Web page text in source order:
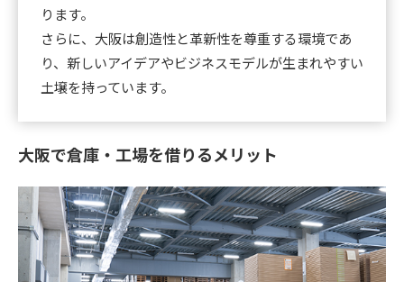
ります。
さらに、大阪は創造性と革新性を尊重する環境であ
り、新しいアイデアやビジネスモデルが生まれやすい
土壌を持っています。
大阪で倉庫・工場を借りるメリット